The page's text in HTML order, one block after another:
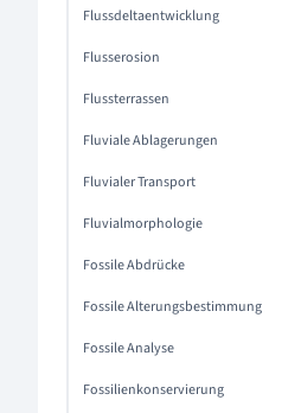
Flussdeltaentwicklung
Flusserosion
Flussterrassen
Fluviale Ablagerungen
Fluvialer Transport
Fluvialmorphologie
Fossile Abdrücke
Fossile Alterungsbestimmung
Fossile Analyse
Fossilienkonservierung